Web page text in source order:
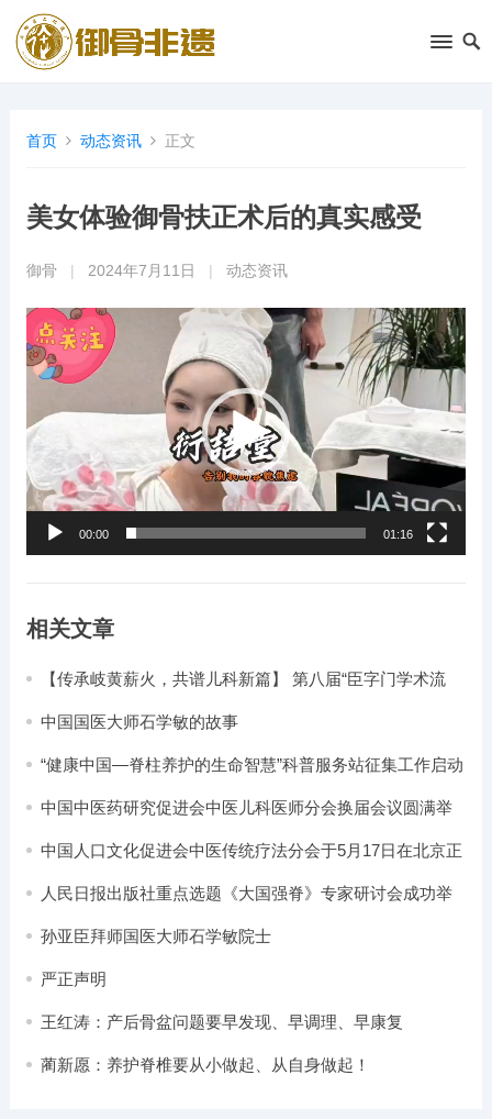
首页 动态资讯 正文
美女体验御骨扶正术后的真实感受
御骨 2024年7月11日 动态资讯
视
频
播
器
00:00 01:16
相关文章
【传承岐黄薪火，共谱儿科新篇】 第八届“臣字门学术流
中国国医大师石学敏的故事
“健康中国—脊柱养护的生命智慧”科普服务站征集工作启动
中国中医药研究促进会中医儿科医师分会换届会议圆满举
中国人口文化促进会中医传统疗法分会于5月17日在北京正
人民日报出版社重点选题《大国强脊》专家研讨会成功举
孙亚臣拜师国医大师石学敏院士
严正声明
王红涛：产后骨盆问题要早发现、早调理、早康复
蔺新愿：养护脊椎要从小做起、从自身做起！